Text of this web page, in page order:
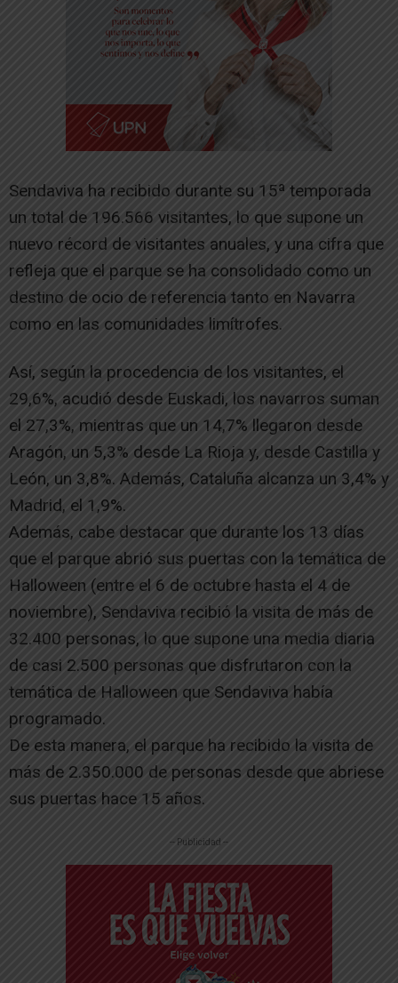
Sendaviva ha recibido durante su 15ª temporada
un total de 196.566 visitantes, lo que supone un
nuevo récord de visitantes anuales, y una cifra que
refleja que el parque se ha consolidado como un
destino de ocio de referencia tanto en Navarra
como en las comunidades limítrofes.
Así, según la procedencia de los visitantes, el
29,6%, acudió desde Euskadi, los navarros suman
el 27,3%, mientras que un 14,7% llegaron desde
Aragón, un 5,3% desde La Rioja y, desde Castilla y
León, un 3,8%. Además, Cataluña alcanza un 3,4% y
Madrid, el 1,9%.
Además, cabe destacar que durante los 13 días
que el parque abrió sus puertas con la temática de
Halloween (entre el 6 de octubre hasta el 4 de
noviembre), Sendaviva recibió la visita de más de
32.400 personas, lo que supone una media diaria
de casi 2.500 personas que disfrutaron con la
temática de Halloween que Sendaviva había
programado.
De esta manera, el parque ha recibido la visita de
más de 2.350.000 de personas desde que abriese
sus puertas hace 15 años.
-- Publicidad --